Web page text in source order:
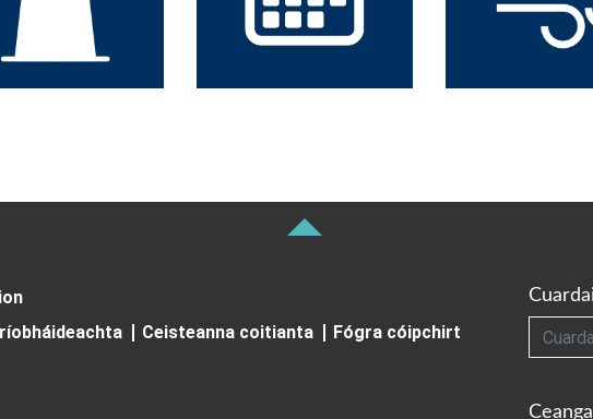
Ceisteanna coitianta
Fógra cóipchirt
Cuardaigh